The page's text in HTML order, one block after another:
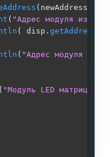
( "Адрес модуля
( disp. getAddress
( "Адрес модуля
( "Модуль LED матрица